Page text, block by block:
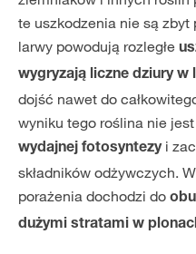
te uszkodzenia nie są zbyt
larwy powodują rozległe
wygryzają liczne dziury w
dojść nawet do
wyniku tego roślina nie
wydajnej fotosyntezyi
składników odżywczych.
porażenia dochodzi do
dużymi stratami w